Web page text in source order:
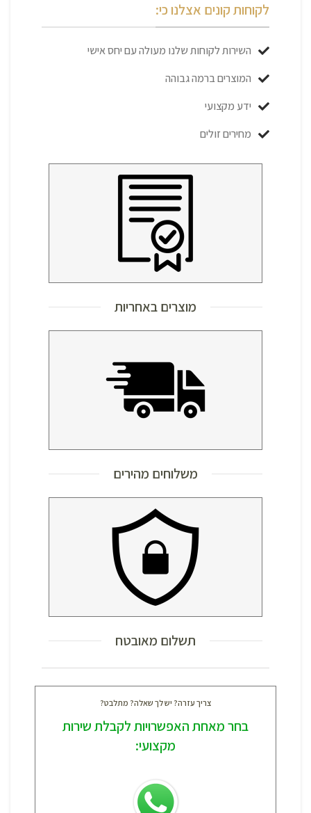
לקוחות קונים אצלנו כי:
השירות לקוחות שלנו מעולה עם יחס אישי
המוצרים ברמה גבוהה
ידע מקצועי
מחירים זולים
מוצרים באחריות
משלוחים מהירים
תשלום מאובטח
צריך עזרה? יש לך שאלה? מתלבט?
בחר מאחת האפשרויות לקבלת שירות
מקצועי: